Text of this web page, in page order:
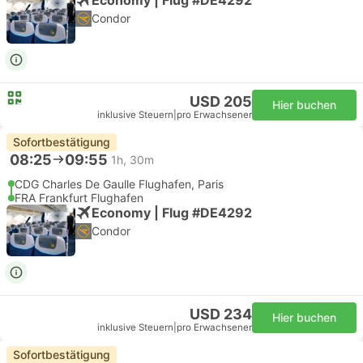
Condor
USD 205
inklusive Steuern pro Erwachsener
Hier buchen
Sofortbestätigung
08:25 09:55 1h, 30m
CDG Charles De Gaulle Flughafen, Paris
FRA Frankfurt Flughafen
Economy | Flug #DE4292
Condor
USD 234
inklusive Steuern pro Erwachsener
Hier buchen
Sofortbestätigung